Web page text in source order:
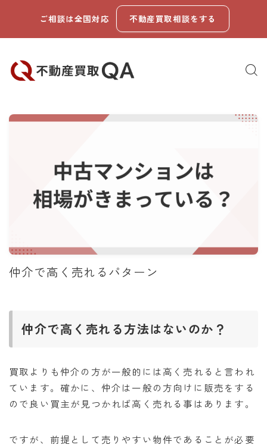
ご相談は全国対応 不動産買取相談をする
仲介で高く売れるパターン
仲介で高く売れる方法はないのか？
買取よりも仲介の方が一般的には高く売れると言われ
ています。確かに、仲介は一般の方向けに販売をする
ので良い買主が見つかれば高く売れる事はあります。
ですが、前提として売りやすい物件であることが必要